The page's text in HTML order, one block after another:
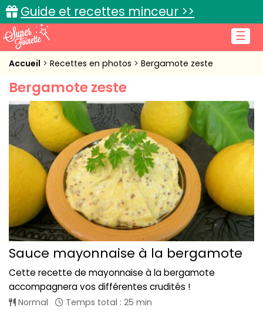
☰
Guide et recettes minceur >>
Accueil
Recettes de cuisine
Cuisine pratique
L'actu cuisine
Connexion
Accueil Recettes en photos Bergamote zeste
Bergamote zeste
Sauce mayonnaise à la bergamote
Cette recette de mayonnaise à la bergamote
accompagnera vos différentes crudités !
Normal Temps total : 25 min